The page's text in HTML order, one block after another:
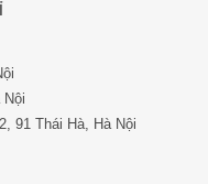
Nội
91 Thái Hà, Hà Nội